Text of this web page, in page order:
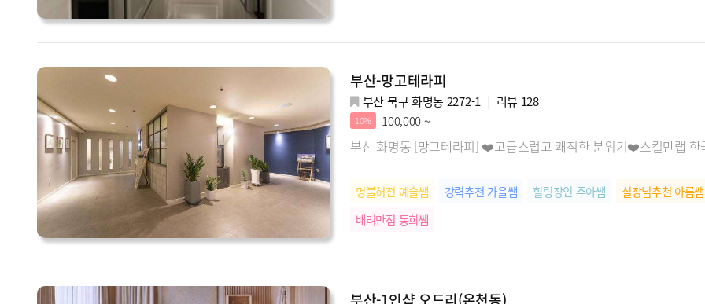
부산-망고테라피
부산 북구 화명동 2272-1 리뷰 128
10% 100,000 ~
부산 화명동 [망고테라피] ❤️고급스럽고 쾌적한 분위기❤️스킬만랩
명불허전 예슬쌤 강력추천 가을쌤 힐링장인 주아쌤
실장님추천 아름쌤
배려만점 동희쌤
부산-1인샵 오드리(온천동)